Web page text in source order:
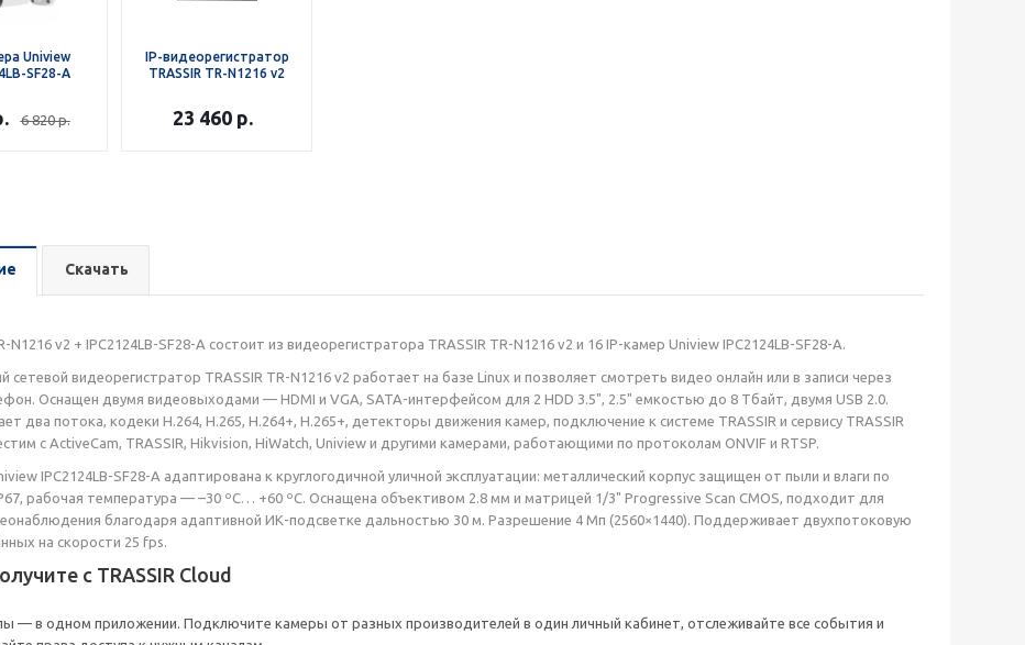
Uniview
SF28-A
6 820р.
IP-видеорегистратор
TRASSIR TR-N1216 v2
23 460 р.
Скачать
N1216 v2 + IPC2124LB-SF28-A состоит из видеорегистратора TRASSIR TR-N1216 v2 и 16 IP-камер Uniview IPC2124LB-SF28-A.
сетевой видеорегистратор TRASSIR TR-N1216 v2 работает на базе Linux и позволяет смотреть видео онлайн или в записи через
Оснащен двумя видеовыходами — HDMI и VGA, SATA-интерфейсом для 2 HDD 3.5", 2.5" емкостью до 8 Тбайт, двумя USB 2.0.
два потока, кодеки H.264, H.265, H.264+, H.265+, детекторы движения камер, подключение к системе TRASSIR и сервису TRASSIR
с ActiveCam, TRASSIR, Hikvision, HiWatch, Uniview и другими камерами, работающими по протоколам ONVIF и RTSP.
IPC2124LB-SF28-A адаптирована к круглогодичной уличной эксплуатации: металлический корпус защищен от пыли и влаги по
рабочая температура — –30 ºС… +60 ºС. Оснащена объективом 2.8 мм и матрицей 1/3" Progressive Scan CMOS, подходит для
благодаря адаптивной ИК-подсветке дальностью 30 м. Разрешение 4 Мп (2560×1440). Поддерживает двухпотоковую
на скорости 25 fps.
с TRASSIR Cloud
— в одном приложении. Подключите камеры от разных производителей в один личный кабинет, отслеживайте все события и